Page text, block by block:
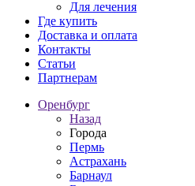
Для лечения
Где купить
Доставка и оплата
Контакты
Статьи
Партнерам
Оренбург
Назад
Города
Пермь
Астрахань
Барнаул